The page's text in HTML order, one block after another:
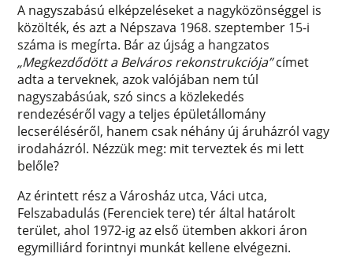
A nagyszabású elképzeléseket a nagyközönséggel is
közölték, és azt a Népszava 1968. szeptember 15-i
száma is megírta. Bár az újság a hangzatos
„Megkezdődött a Belváros rekonstrukciója”címet
adta a terveknek, azok valójában nem túl
nagyszabásúak, szó sincs a közlekedés
rendezéséről vagy a teljes épületállomány
lecseréléséről, hanem csak néhány új áruházról vagy
irodaházról. Nézzük meg: mit terveztek és mi lett
belőle?
Az érintett rész a Városház utca, Váci utca,
Felszabadulás (Ferenciek tere) tér által határolt
terület, ahol 1972-ig az első ütemben akkori áron
egymilliárd forintnyi munkát kellene elvégezni.